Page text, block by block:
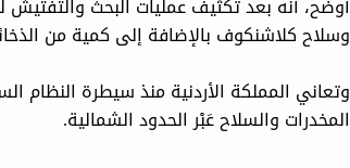
وسلاح كلاشنكوف بالإضافة إلى كمية من
المخدرات والسلاح عَبْر الحدود الشمالية.